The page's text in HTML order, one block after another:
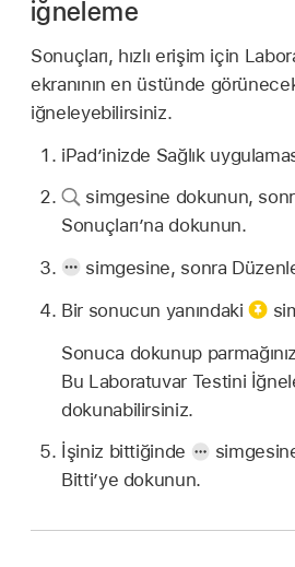
iğneleme
Sonuçları, hızlı erişim için
ekranının en üstünde
iğneleyebilirsiniz.
iPad’inizde Sağlık
simgesine dokunun,
Sonuçları’na dokunun.
simgesine, sonra
Bir sonucun yanındaki
Sonuca dokunup
Bu Laboratuvar Testini
dokunabilirsiniz.
İşiniz bittiğinde
Bitti’ye dokunun.